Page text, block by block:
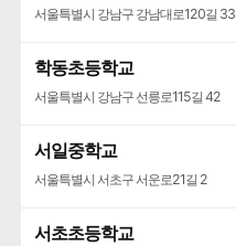
서울특별시 강남구 강남대로120길 33
학동초등학교
서울특별시 강남구 선릉로115길 42
서일중학교
서울특별시 서초구 서운로21길 2
서초초등학교